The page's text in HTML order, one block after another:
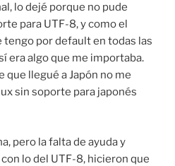
lo dejé porque no pude
para UTF-8, y como el
tengo por default en todas las
era algo que me importaba.
que llegué a Japón no me
sin soporte para japonés
pero la falta de ayuda y
lo del UTF-8, hicieron que